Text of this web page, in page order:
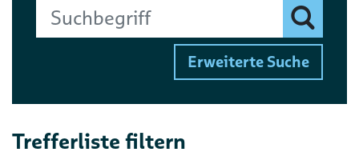
Finden
Erweiterte Suche
Trefferliste filtern